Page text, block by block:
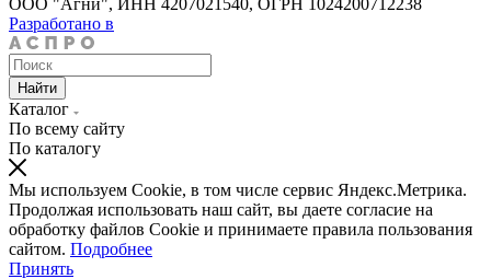
Разработано в
Найти
Каталог
По всему сайту
По каталогу
Мы используем Cookie, в том числе сервис Яндекс.Метрика.
Продолжая использовать наш сайт, вы даете согласие на
обработку файлов Cookie и принимаете правила пользования
сайтом. Подробнее
Принять